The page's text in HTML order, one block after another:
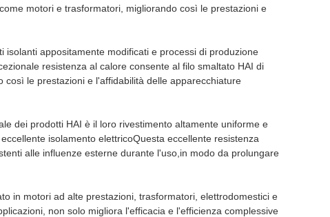
motori e trasformatori, migliorando così le prestazioni e
isolanti appositamente modificati e processi di produzione
resistenza al calore consente al filo smaltato HAI di
le prestazioni e l'affidabilità delle apparecchiature
dei prodotti HAI è il loro rivestimento altamente uniforme e
isolamento elettricoQuesta eccellente resistenza
alle influenze esterne durante l'uso,in modo da prolungare
in motori ad alte prestazioni, trasformatori, elettrodomestici e
non solo migliora l'efficacia e l'efficienza complessive